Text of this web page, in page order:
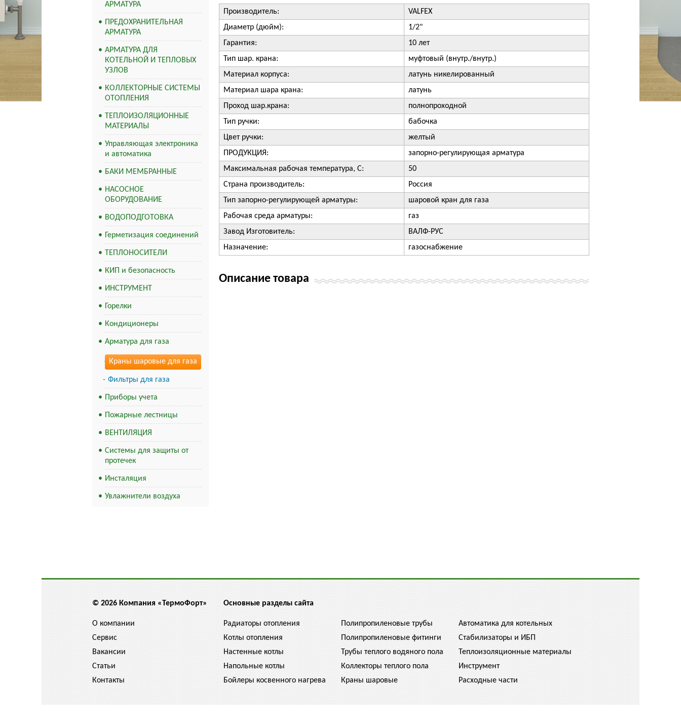
АРМАТУРА
ПРЕДОХРАНИТЕЛЬНАЯ
АРМАТУРА
АРМАТУРА ДЛЯ
КОТЕЛЬНОЙ И ТЕПЛОВЫХ
УЗЛОВ
КОЛЛЕКТОРНЫЕ СИСТЕМЫ
ОТОПЛЕНИЯ
ТЕПЛОИЗОЛЯЦИОННЫЕ
МАТЕРИАЛЫ
Управляющая электроника
и автоматика
БАКИ МЕМБРАННЫЕ
НАСОСНОЕ
ОБОРУДОВАНИЕ
ВОДОПОДГОТОВКА
Герметизация соединений
ТЕПЛОНОСИТЕЛИ
КИП и безопасность
ИНСТРУМЕНТ
Горелки
Кондиционеры
Арматура для газа
Краны шаровые для газа
Фильтры для газа
Приборы учета
Пожарные лестницы
ВЕНТИЛЯЦИЯ
Системы для защиты от
протечек
Инсталяция
Увлажнители воздуха
Производитель:
VALFEX
Диаметр (дюйм):
1/2"
Гарантия:
10 лет
Тип шар. крана:
муфтовый (внутр./внутр.)
Материал корпуса:
латунь никелированный
Материал шара крана:
латунь
Проход шар.крана:
полнопроходной
Тип ручки:
бабочка
Цвет ручки:
желтый
ПРОДУКЦИЯ:
запорно-регулирующая арматура
Максимальная рабочая температура, С:
50
Страна производитель:
Россия
Тип запорно-регулирующей арматуры:
шаровой кран для газа
Рабочая среда арматуры:
газ
Завод Изготовитель:
ВАЛФ-РУС
Назначение:
газоснабжение
Описание товара
© 2026 Компания «ТермоФорт»
О компании
Сервис
Вакансии
Статьи
Контакты
Основные разделы сайта
Радиаторы отопления
Котлы отопления
Настенные котлы
Напольные котлы
Бойлеры косвенного нагрева
Полипропиленовые трубы
Полипропиленовые фитинги
Трубы теплого водяного пола
Коллекторы теплого пола
Краны шаровые
Автоматика для котельных
Стабилизаторы и ИБП
Теплоизоляционные материалы
Инструмент
Расходные части